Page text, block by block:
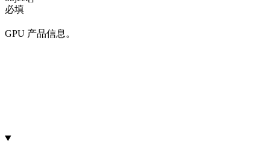
必填
GPU 产品信息。